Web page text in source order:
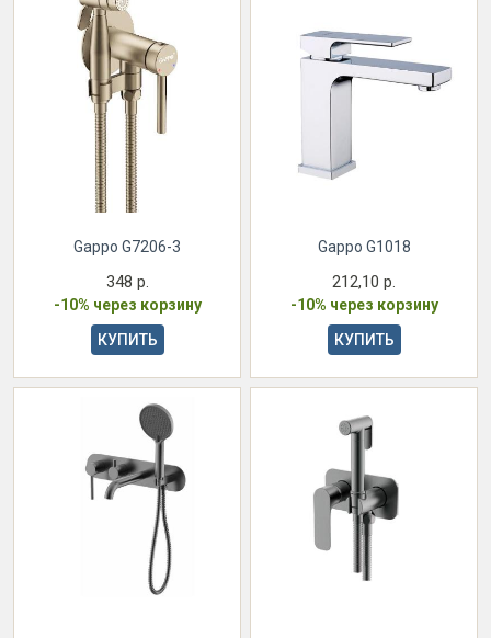
Gappo G7206-3
348 р.
-10% через корзину
КУПИТЬ
Gappo G1018
212,10 р.
-10% через корзину
КУПИТЬ